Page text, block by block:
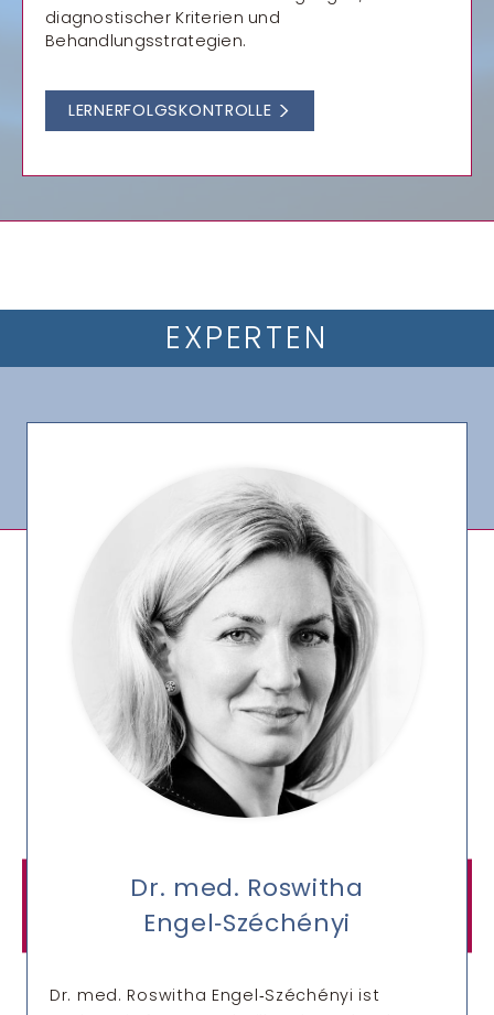
diagnostischer Kriterien und
Behandlungsstrategien.
LERNERFOLGSKONTROLLE
EXPERTEN
Dr. med. Roswitha
Engel‑Széchényi
Dr. med. Roswitha Engel‑Széchényi ist